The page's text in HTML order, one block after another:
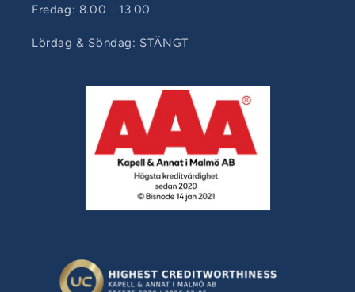
Fredag: 8.00 - 13.00
Lördag & Söndag: STÄNGT